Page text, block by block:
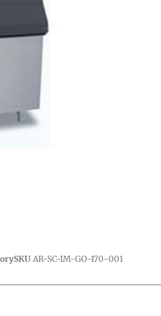
SKU AR-SC-IM-GO-170-001